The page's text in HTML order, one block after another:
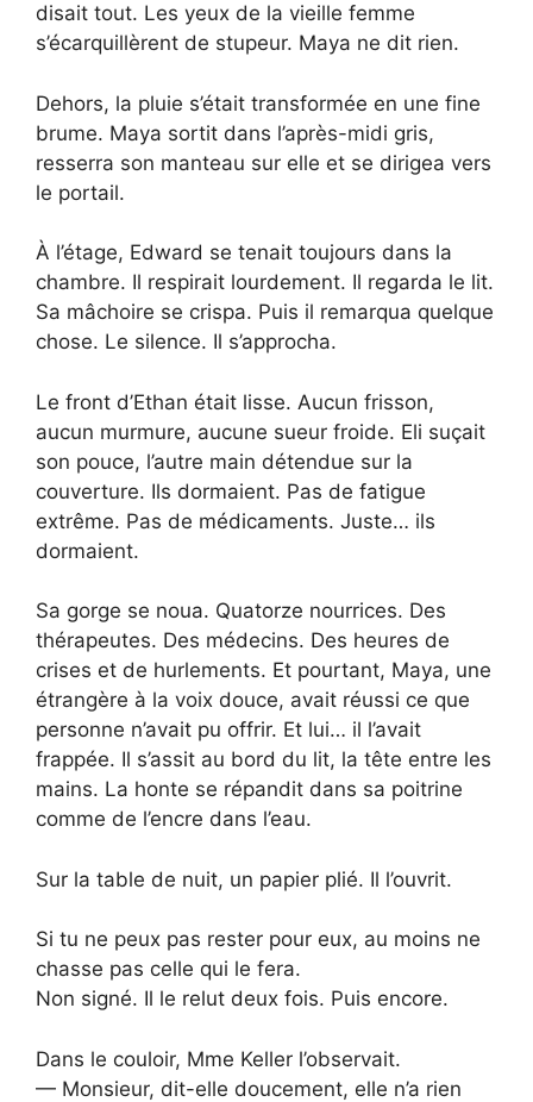
disait tout. Les yeux de la vieille femme
s’écarquillèrent de stupeur. Maya ne dit rien.
Dehors, la pluie s’était transformée en une fine
brume. Maya sortit dans l’après-midi gris,
resserra son manteau sur elle et se dirigea vers
le portail.
À l’étage, Edward se tenait toujours dans la
chambre. Il respirait lourdement. Il regarda le lit.
Sa mâchoire se crispa. Puis il remarqua quelque
chose. Le silence. Il s’approcha.
Le front d’Ethan était lisse. Aucun frisson,
aucun murmure, aucune sueur froide. Eli suçait
son pouce, l’autre main détendue sur la
couverture. Ils dormaient. Pas de fatigue
extrême. Pas de médicaments. Juste… ils
dormaient.
Sa gorge se noua. Quatorze nourrices. Des
thérapeutes. Des médecins. Des heures de
crises et de hurlements. Et pourtant, Maya, une
étrangère à la voix douce, avait réussi ce que
personne n’avait pu offrir. Et lui… il l’avait
frappée. Il s’assit au bord du lit, la tête entre les
mains. La honte se répandit dans sa poitrine
comme de l’encre dans l’eau.
Sur la table de nuit, un papier plié. Il l’ouvrit.
Si tu ne peux pas rester pour eux, au moins ne
chasse pas celle qui le fera.
Non signé. Il le relut deux fois. Puis encore.
Dans le couloir, Mme Keller l’observait.
— Monsieur, dit-elle doucement, elle n’a rien